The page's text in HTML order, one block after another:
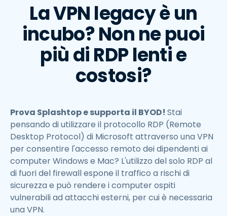
La VPN legacy è un
incubo? Non ne puoi
più di RDP lenti e
costosi?
Prova Splashtop e supporta il BYOD! Stai
pensando di utilizzare il protocollo RDP (Remote
Desktop Protocol) di Microsoft attraverso una VPN
per consentire l'accesso remoto dei dipendenti ai
computer Windows e Mac? L'utilizzo del solo RDP al
di fuori del firewall espone il traffico a rischi di
sicurezza e può rendere i computer ospiti
vulnerabili ad attacchi esterni, per cui è necessaria
una VPN.